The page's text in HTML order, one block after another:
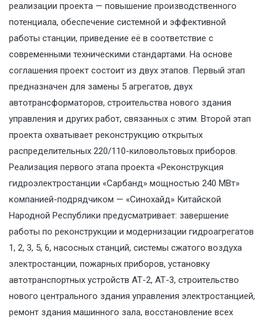
реализации проекта — повышение производственного
потенциала, обеспечение системной и эффективной
работы станции, приведение её в соответствие с
современными техническими стандартами. На основе
соглашения проект состоит из двух этапов. Первый этап
предназначен для замены 5 агрегатов, двух
автотрансформаторов, строительства нового здания
управления и других работ, связанных с этим. Второй этап
проекта охватывает реконструкцию открытых
распределительных 220/110-киловольтовых приборов.
Реализация первого этапа проекта «Реконструкция
гидроэлектростанции «Сарбанд» мощностью 240 МВт»
компанией-подрядчиком — «Синохайд» Китайской
Народной Республики предусматривает: завершение
работы по реконструкции и модернизации гидроагрегатов
1, 2, 3, 5, 6, насосных станций, системы сжатого воздуха
электростанции, пожарных приборов, установку
автотранспортных устройств АТ-2, АТ-3, строительство
нового центрального здания управления электростанцией,
ремонт здания машинного зала, восстановление всех